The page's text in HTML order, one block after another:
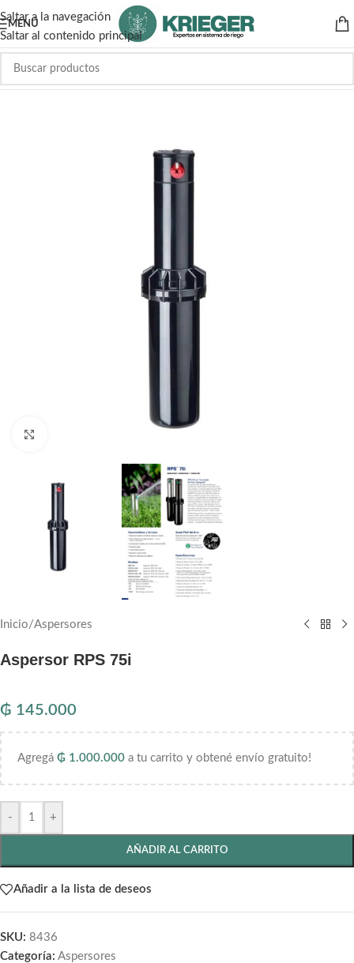
Saltar a la navegación
Saltar al contenido principal
MENÚ
Inicio/Aspersores
Aspersor RPS 75i
₲ 145.000
Agregá ₲ 1.000.000 a tu carrito y obtené envío gratuito!
- +
AÑADIR AL CARRITO
Añadir a la lista de deseos
SKU: 8436
Categoría: Aspersores